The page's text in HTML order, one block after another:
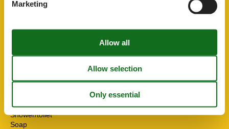
Internet - WiFi
Multiple bedrooms
Possibility of freezing
Seating group
Shower
Shower/toilet
Soap
Marketing